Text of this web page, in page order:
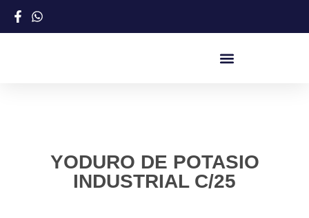
YODURO DE POTASIO
INDUSTRIAL C/25